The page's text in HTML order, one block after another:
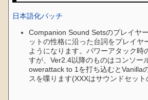
日本語化パッチ
Companion Sound Setsのプレイヤ
ットの性格に沿った台詞をプレイヤ
ようになります。パワーアタック時
すが、Ver2.4以降のものはコンソー
owerattack to 1を打ち込むとVanilla
スを喋ります(XXXはサウンドセッ